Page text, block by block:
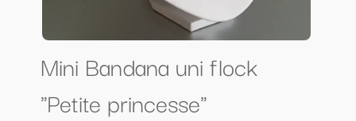
Mini Bandana uni flock
"Petite princesse"